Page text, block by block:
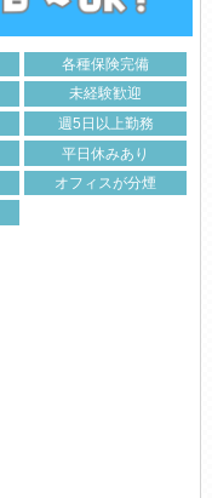
各種保険完備
未経験歓迎
週5日以上勤務
平日休みあり
オフィスが分煙